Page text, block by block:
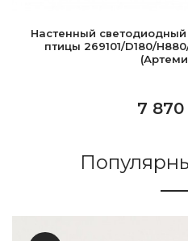
Настенный
птицы 269101/D180/
7 870